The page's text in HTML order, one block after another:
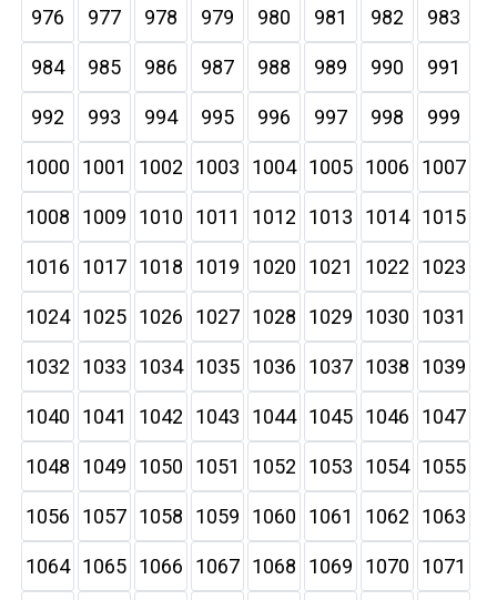
976 977 978 979 980 981 982 983
984 985 986 987 988 989 990 991
992 993 994 995 996 997 998 999
1000 1001 1002 1003 1004 1005 1006 1007
1008 1009 1010 1011 1012 1013 1014 1015
1016 1017 1018 1019 1020 1021 1022 1023
1024 1025 1026 1027 1028 1029 1030 1031
1032 1033 1034 1035 1036 1037 1038 1039
1040 1041 1042 1043 1044 1045 1046 1047
1048 1049 1050 1051 1052 1053 1054 1055
1056 1057 1058 1059 1060 1061 1062 1063
1064 1065 1066 1067 1068 1069 1070 1071